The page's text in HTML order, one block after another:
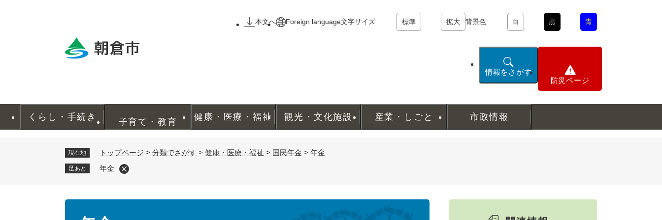
本文へ
Foreign language文字サイズ 標準 拡大 背景色 白 黒 青
情報をさがす
防災ページ
くらし・手続き 子育て・教育 健康・医療・福祉 観光・文化施設 産業・しごと 市政情報
現在地 トップページ > 分類でさがす > 健康・医療・福祉 > 国民年金 > 年金
足あと 年金